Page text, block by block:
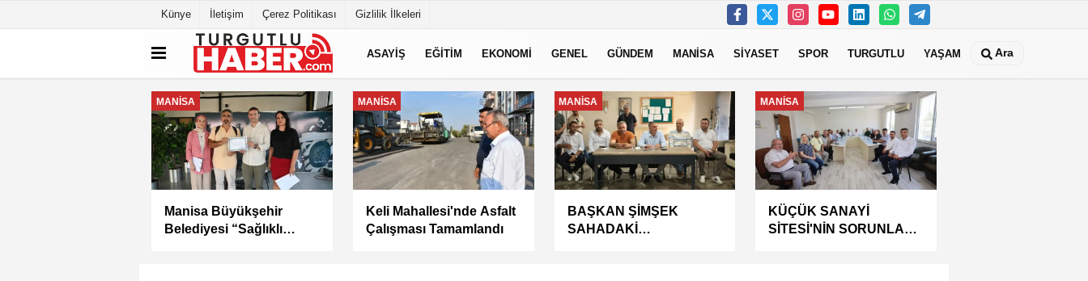
Künye İletişim Çerez Politikası Gizlilik İlkeleri
ASAYİŞ EĞİTİM EKONOMİ GENEL GÜNDEM MANİSA SİYASET SPOR TURGUTLU YAŞAM Ara
MANİSA
Kula Seyitali
Mahallesi’nde Sıcak
EKONOMİ
Kuru meyve sektörü 2
milyar dolar ihracat
MANİSA
Kaymakam Yazar'dan
Başkan Şimşek'e Ziyaret
GÜNDEM
7 Ağustos Cuma Günü
Turgutlu'da Elektrik